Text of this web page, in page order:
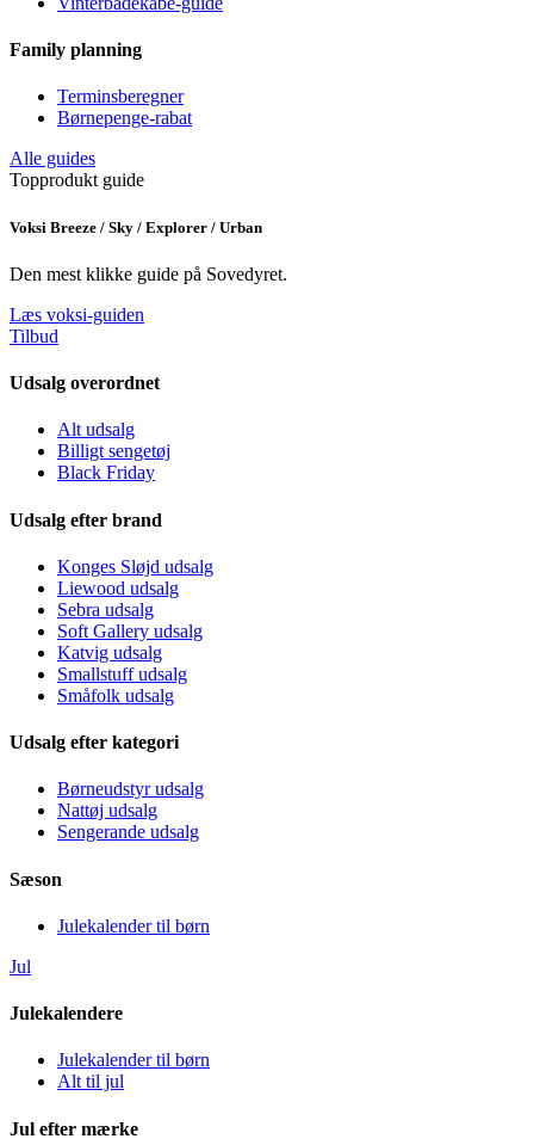
Family planning
Terminsberegner
Børnepenge-rabat
Alle guides
Topprodukt guide
Voksi Breeze / Sky / Explorer / Urban
Den mest klikke guide på Sovedyret.
Læs voksi-guiden
Tilbud
Udsalg overordnet
Alt udsalg
Billigt sengetøj
Black Friday
Udsalg efter brand
Konges Sløjd udsalg
Liewood udsalg
Sebra udsalg
Soft Gallery udsalg
Katvig udsalg
Smallstuff udsalg
Småfolk udsalg
Udsalg efter kategori
Børneudstyr udsalg
Nattøj udsalg
Sengerande udsalg
Sæson
Julekalender til børn
Jul
Julekalendere
Julekalender til børn
Alt til jul
Jul efter mærke